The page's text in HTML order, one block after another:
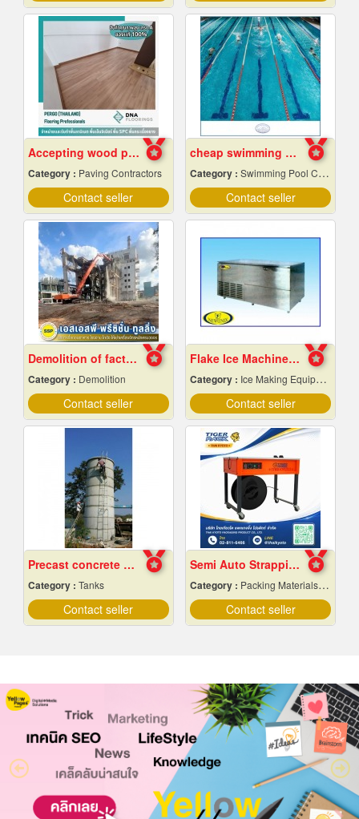
Accepting wood pattern rubber tile flooring
Category : Paving Contractors
Contact seller
cheap swimming pool construction
Category : Swimming Pool Contractors
Contact seller
Demolition of factory in Samut Prakan
Category : Demolition
Contact seller
Flake Ice Machine Chiang Mai
Category : Ice Making Equipment & Machines
Contact seller
Precast concrete water tank factory
Category : Tanks
Contact seller
Semi Auto Strapping Machine
Category : Packing Materials-Mechanical
Contact seller